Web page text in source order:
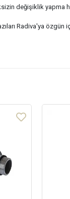
değişiklik yapma
Radiva'ya özgün